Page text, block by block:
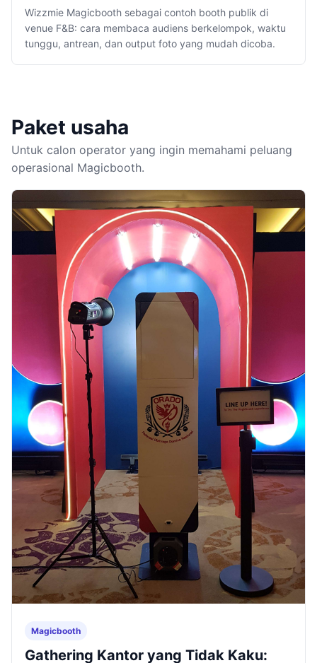
Wizzmie Magicbooth sebagai contoh booth publik di
venue F&B: cara membaca audiens berkelompok, waktu
tunggu, antrean, dan output foto yang mudah dicoba.
Paket usaha
Untuk calon operator yang ingin memahami peluang
operasional Magicbooth.
Magicbooth
Gathering Kantor yang Tidak Kaku: